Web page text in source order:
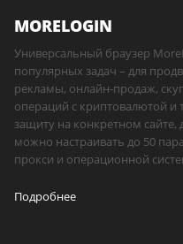
MORELOGIN
Универсальный браузер
популярных задач – для
рекламы, онлайн-продаж,
операций с криптовалютой и
защиту на конкретном сайте,
можно настраивать до 50
прокси и операционной
Подробнее